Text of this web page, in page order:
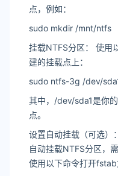
点，例如：
sudo mkdir /mnt/ntfs
挂载NTFS分区： 使用
建的挂载点上：
sudo ntfs-3g /dev/
其中，/dev/sda1是你
点。
设置自动挂载（可选）
自动挂载NTFS分区，
使用以下命令打开fstab